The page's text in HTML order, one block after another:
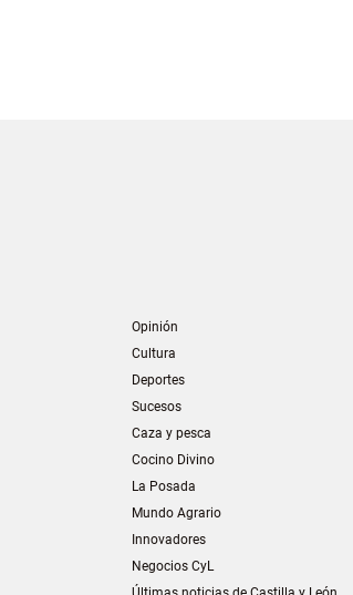
Opinión
Cultura
Deportes
Sucesos
Caza y pesca
Cocino Divino
La Posada
Mundo Agrario
Innovadores
Negocios CyL